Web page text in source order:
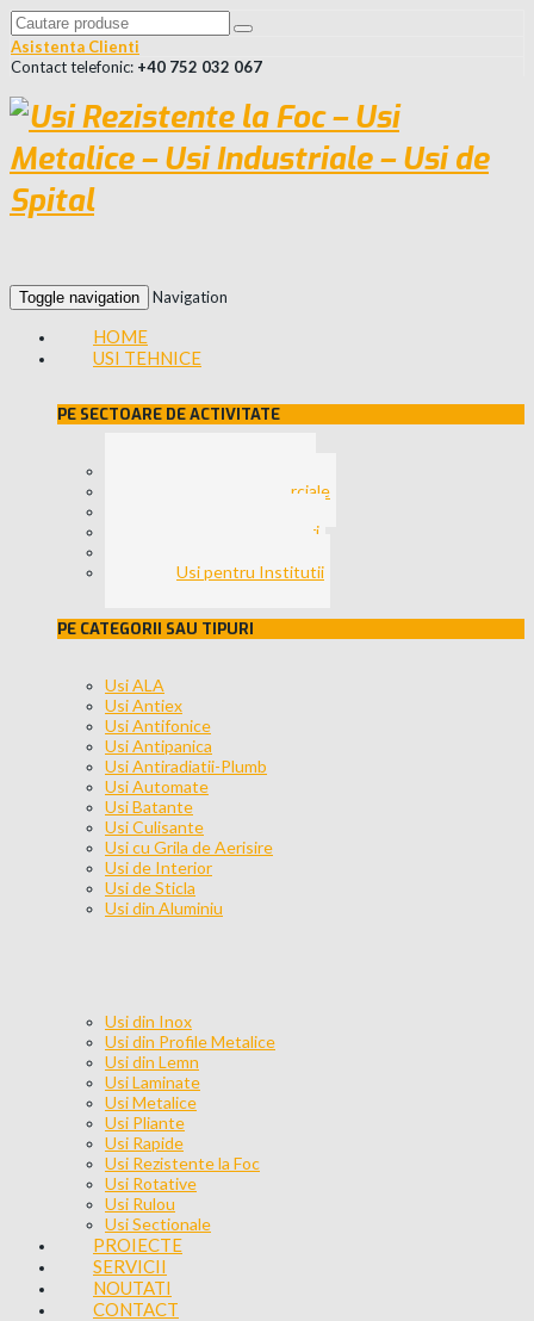
Asistenta Clienti
Contact telefonic: +40 752 032 067
Toggle navigation Navigation
HOME
USI TEHNICE
PE SECTOARE DE ACTIVITATE
Usi Zone Comerciale
Usi pentru Hoteluri
Usi pentru Institutii
PE CATEGORII SAU TIPURI
Usi ALA
Usi Antiex
Usi Antifonice
Usi Antipanica
Usi Antiradiatii-Plumb
Usi Automate
Usi Batante
Usi Culisante
Usi cu Grila de Aerisire
Usi de Interior
Usi de Sticla
Usi din Aluminiu
Usi din Inox
Usi din Profile Metalice
Usi din Lemn
Usi Laminate
Usi Metalice
Usi Pliante
Usi Rapide
Usi Rezistente la Foc
Usi Rotative
Usi Rulou
Usi Sectionale
PROIECTE
SERVICII
NOUTATI
CONTACT